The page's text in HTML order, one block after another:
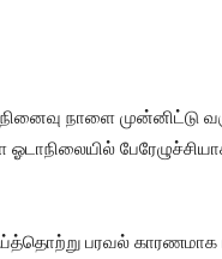
நாளை முன்னிட்டு
பரவல் காரணமாக